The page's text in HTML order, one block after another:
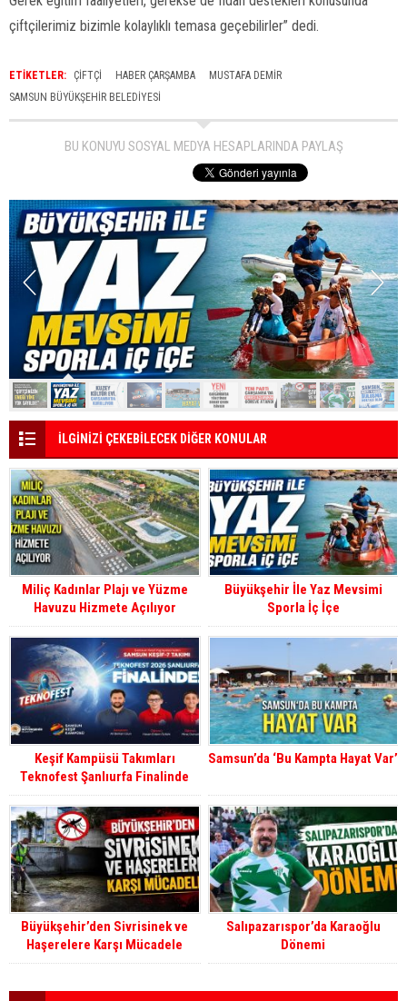
çiftçilerimiz bizimle kolaylıklı temasa geçebilirler” dedi.
ETİKETLER: ÇIFTÇI HABER ÇARŞAMBA
MUSTAFA DEMIR
SAMSUN BÜYÜKŞEHIR BELEDIYESI
BU KONUYU SOSYAL MEDYA HESAPLARINDA PAYLAŞ
İLGİNİZİ ÇEKEBİLECEK DİĞER KONULAR
Miliç Kadınlar Plajı ve Yüzme
Havuzu Hizmete Açılıyor
Büyükşehir İle Yaz Mevsimi
Sporla İç İçe
Keşif Kampüsü Takımları
Teknofest Şanlıurfa Finalinde
Yarışmaya Hak Kazandı
Samsun’da ‘Bu Kampta Hayat Var’
Büyükşehir’den Sivrisinek ve
Haşerelere Karşı Mücadele
Salıpazarıspor’da Karaoğlu
Dönemi